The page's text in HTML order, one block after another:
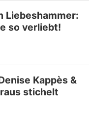
Liebeshammer:
so verliebt!
Kappès &
stichelt